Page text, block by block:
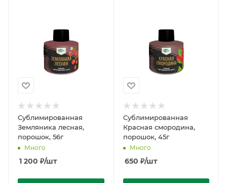
Сублимированная
Земляника лесная,
порошок, 56г
Много
1 200 ₽/шт
Сублимированная
Красная смородина,
порошок, 45г
Много
650 ₽/шт